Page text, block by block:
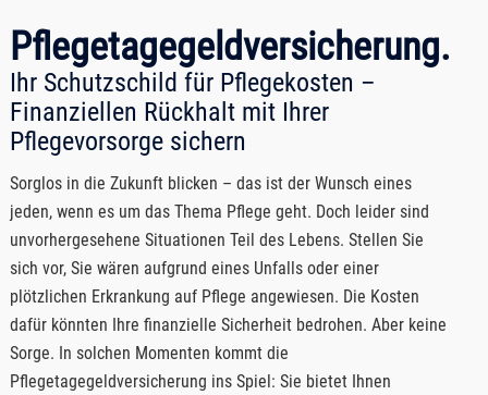
Pflegetagegeldversicherung.
Ihr Schutzschild für Pflegekosten –
Finanziellen Rückhalt mit Ihrer
Pflegevorsorge sichern
Sorglos in die Zukunft blicken – das ist der Wunsch eines
jeden, wenn es um das Thema Pflege geht. Doch leider sind
unvorhergesehene Situationen Teil des Lebens. Stellen Sie
sich vor, Sie wären aufgrund eines Unfalls oder einer
plötzlichen Erkrankung auf Pflege angewiesen. Die Kosten
dafür könnten Ihre finanzielle Sicherheit bedrohen. Aber keine
Sorge. In solchen Momenten kommt die
Pflegetagegeldversicherung ins Spiel: Sie bietet Ihnen